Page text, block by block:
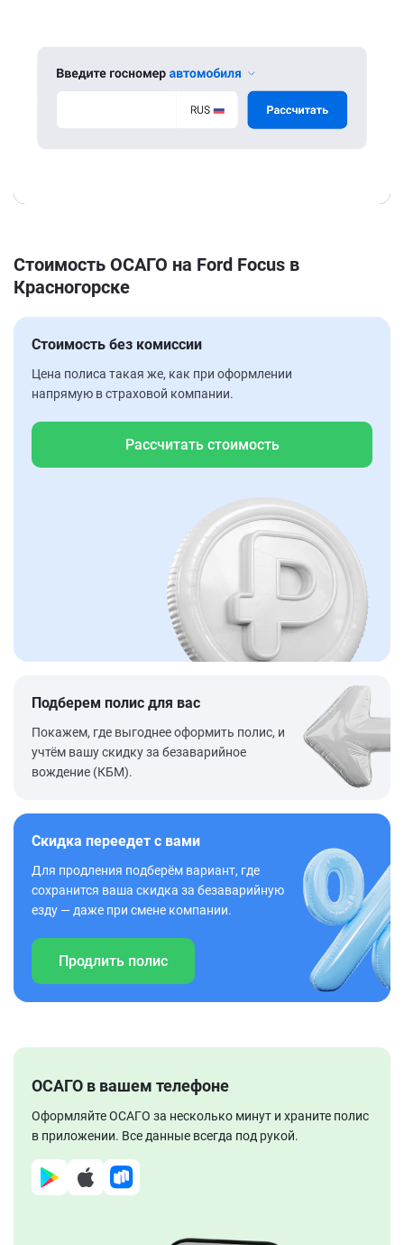
Стоимость ОСАГО на Ford Focus в
Красногорске
Стоимость без комиссии
Цена полиса такая же, как при оформлении
напрямую в страховой компании.
Рассчитать стоимость
Подберем полис для вас
Покажем, где выгоднее оформить полис, и
учтём вашу скидку за безаварийное
вождение (КБМ).
Скидка переедет с вами
Для продления подберём вариант, где
сохранится ваша скидка за безаварийную
езду — даже при смене компании.
Продлить полис
ОСАГО в вашем телефоне
Оформляйте ОСАГО за несколько минут и храните полис
в приложении. Все данные всегда под рукой.